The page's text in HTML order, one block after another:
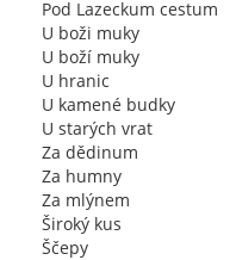
Pod Lazeckum cestum
U boži muky
U boží muky
U hranic
U kamené budky
U starých vrat
Za dědinum
Za humny
Za mlýnem
Široký kus
Ščepy